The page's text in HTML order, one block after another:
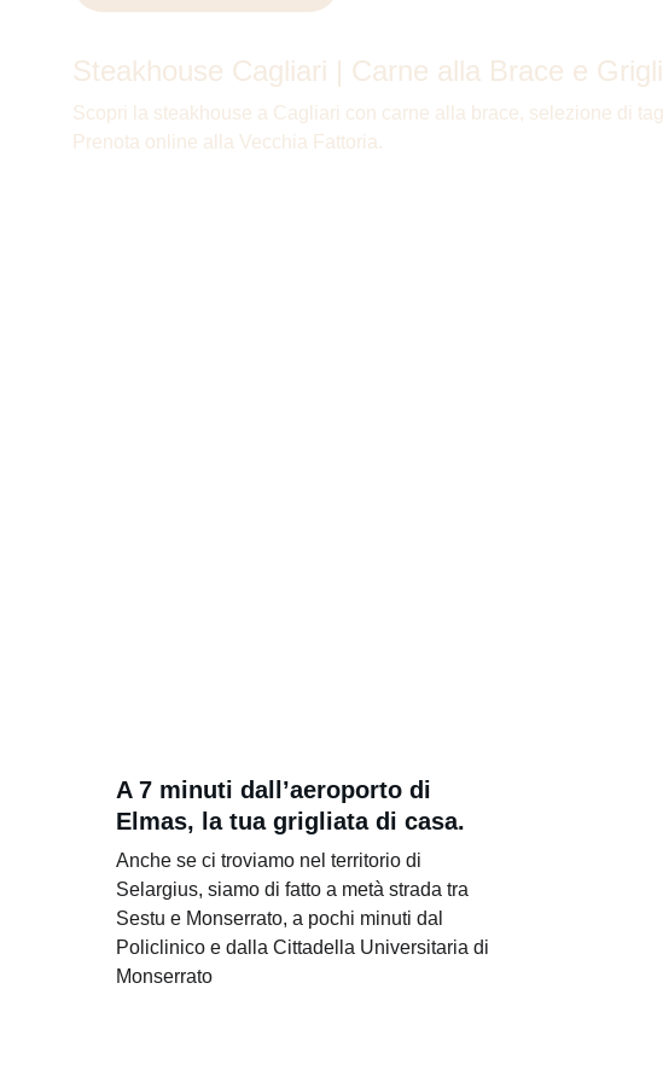
Steakhouse Cagliari | Carne alla Brace e
Scopri la steakhouse a Cagliari con carne alla brace, selezione di
Prenota online alla Vecchia Fattoria.
A 7 minuti dall’aeroporto di
Elmas, la tua grigliata di casa.
Anche se ci troviamo nel territorio di
Selargius, siamo di fatto a metà strada tra
Sestu e Monserrato, a pochi minuti dal
Policlinico e dalla Cittadella Universitaria di
Monserrato